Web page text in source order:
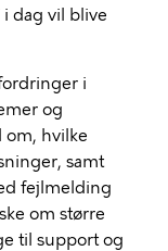
dag vil blive
i
og
om, hvilke
samt
fejlmelding
om større
til support og